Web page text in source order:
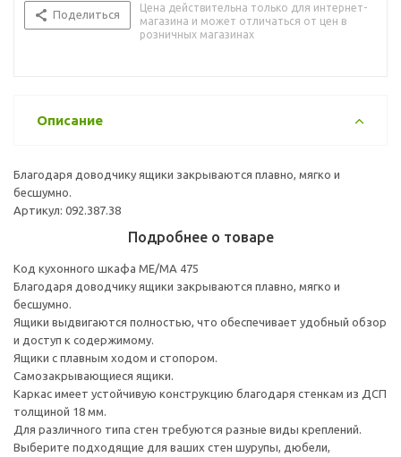
Поделиться
Цена действительна только для интернет-
магазина и может отличаться от цен в
розничных магазинах
Описание
Благодаря доводчику ящики закрываются плавно, мягко и
бесшумно.
Артикул: 092.387.38
Подробнее о товаре
Код кухонного шкафа ME/MA 475
Благодаря доводчику ящики закрываются плавно, мягко и
бесшумно.
Ящики выдвигаются полностью, что обеспечивает удобный обзор
и доступ к содержимому.
Ящики с плавным ходом и стопором.
Самозакрывающиеся ящики.
Каркас имеет устойчивую конструкцию благодаря стенкам из ДСП
толщиной 18 мм.
Для различного типа стен требуются разные виды креплений.
Выберите подходящие для ваших стен шурупы, дюбели,